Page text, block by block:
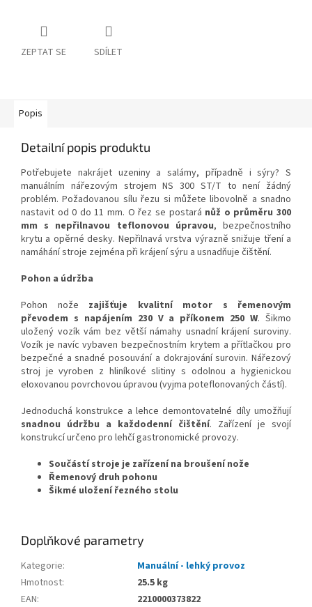
ZEPTAT SE SDÍLET
Popis
Detailní popis produktu
Potřebujete nakrájet uzeniny a salámy, případně i sýry? S
manuálním nářezovým strojem NS 300 ST/T to není žádný
problém. Požadovanou sílu řezu si můžete libovolně a snadno
nastavit od 0 do 11 mm. O řez se postará nůž o průměru 300
mm s nepřilnavou teflonovou úpravou, bezpečnostního
krytu a opěrné desky. Nepřilnavá vrstva výrazně snižuje tření a
namáhání stroje zejména při krájení sýru a usnadňuje čištění.
Pohon a údržba
Pohon nože zajišťuje kvalitní motor s řemenovým
převodem s napájením 230 V a příkonem 250 W. Šikmo
uložený vozík vám bez větší námahy usnadní krájení suroviny.
Vozík je navíc vybaven bezpečnostním krytem a přítlačkou pro
bezpečné a snadné posouvání a dokrajování surovin. Nářezový
stroj je vyroben z hliníkové slitiny s odolnou a hygienickou
eloxovanou povrchovou úpravou (vyjma poteflonovaných částí).
Jednoduchá konstrukce a lehce demontovatelné díly umožňují
snadnou údržbu a každodenní čištění. Zařízení je svojí
konstrukcí určeno pro lehčí gastronomické provozy.
Součástí stroje je zařízení na broušení nože
Řemenový druh pohonu
Šikmé uložení řezného stolu
Doplňkové parametry
Kategorie:
Manuální - lehký provoz
Hmotnost:
25.5 kg
EAN: 2210000373822